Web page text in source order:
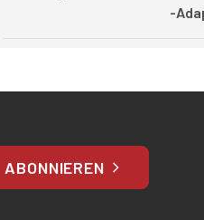
-
ABONNIEREN